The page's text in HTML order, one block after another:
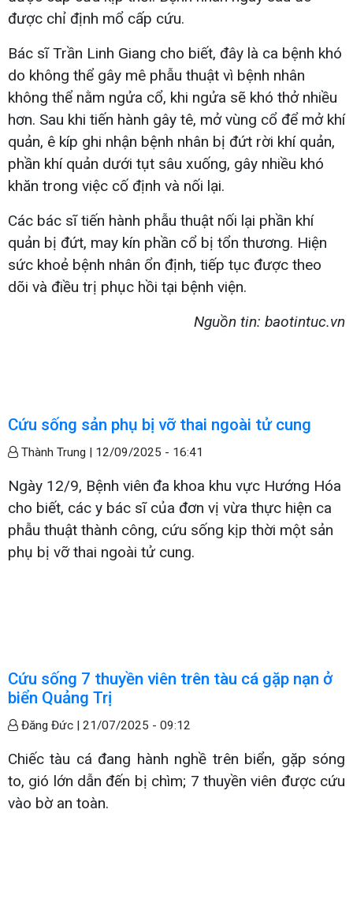
được chỉ định mổ cấp cứu.
Bác sĩ Trần Linh Giang cho biết, đây là ca bệnh khó
do không thể gây mê phẫu thuật vì bệnh nhân
không thể nằm ngửa cổ, khi ngửa sẽ khó thở nhiều
hơn. Sau khi tiến hành gây tê, mở vùng cổ để mở khí
quản, ê kíp ghi nhận bệnh nhân bị đứt rời khí quản,
phần khí quản dưới tụt sâu xuống, gây nhiều khó
khăn trong việc cố định và nối lại.
Các bác sĩ tiến hành phẫu thuật nối lại phần khí
quản bị đứt, may kín phần cổ bị tổn thương. Hiện
sức khoẻ bệnh nhân ổn định, tiếp tục được theo
dõi và điều trị phục hồi tại bệnh viện.
Nguồn tin: baotintuc.vn
Cứu sống sản phụ bị vỡ thai ngoài tử cung
Thành Trung | 12/09/2025 - 16:41
Ngày 12/9, Bệnh viên đa khoa khu vực Hướng Hóa
cho biết, các y bác sĩ của đơn vị vừa thực hiện ca
phẫu thuật thành công, cứu sống kịp thời một sản
phụ bị vỡ thai ngoài tử cung.
Cứu sống 7 thuyền viên trên tàu cá gặp nạn ở
biển Quảng Trị
Đăng Đức | 21/07/2025 - 09:12
Chiếc tàu cá đang hành nghề trên biển, gặp sóng
to, gió lớn dẫn đến bị chìm; 7 thuyền viên được cứu
vào bờ an toàn.